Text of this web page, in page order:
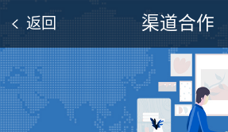
渠道合作
返回